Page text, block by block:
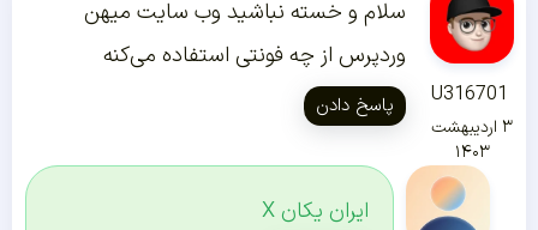
U316701
۳ اردیبهشت
۱۴۰۳
سلام و خسته نباشید وب سایت میهن
وردپرس از چه فونتی استفاده می‌کنه
پاسخ دادن
ایران یکان X